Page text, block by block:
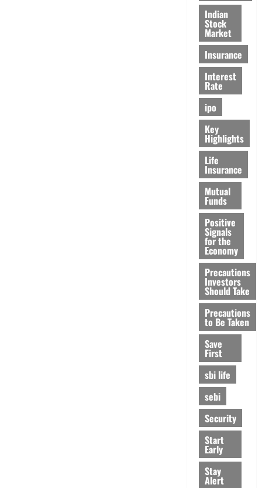
Indian
Stock
Market
Insurance
Interest
Rate
ipo
Key
Highlights
Life
Insurance
Mutual
Funds
Positive
Signals
for the
Economy
Precautions
Investors
Should Take
Precautions
to Be Taken
Save
First
sbi life
sebi
Security
Start
Early
Stay
Alert